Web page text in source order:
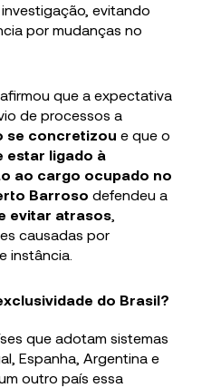
evitando
por mudanças no
afirmou que a expectativa
de processos a
se concretizou e que o
estar ligado à
ao cargo ocupado no
Barrosodefendeu a
evitar atrasos
causadas por
instância.
do Brasil?
que adotam sistemas
Espanha, Argentina e
outro país essa